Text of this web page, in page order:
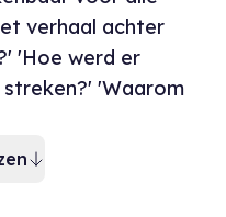
verhaal achter
'Hoe werd er
'Waarom